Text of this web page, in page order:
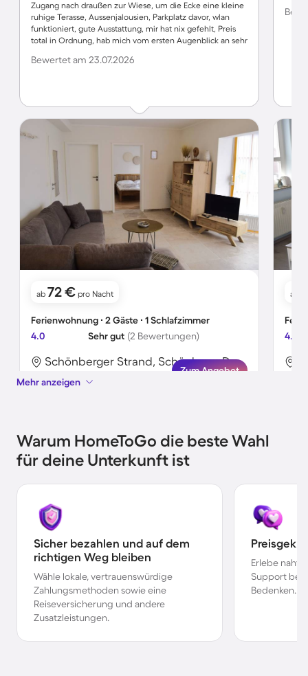
Zugang nach draußen zur Wiese, um die Ecke eine kleine
ruhige Terasse, Aussenjalousien, Parkplatz davor, wlan
funktioniert, gute Ausstattung, mir hat nix gefehlt, Preis
total in Ordnung, hab mich vom ersten Augenblick an sehr
eine bezaubernde Wiese und schon steht man am
Gürtel ️ Alles bestens, bin dankbar für alles, hab jede
Minute genossen und wäre jetzt gerne noch dort :) ️
Bewertet am 23.07.2026
ab 72 € pro Nacht
Ferienwohnung ∙ 2 Gäste ∙ 1 Schlafzimmer
4.0
Sehr gut (2 Bewertungen)
Schönberger Strand, Schönberg, Deutschland
Zum Angebot
ab
4.1
Mehr anzeigen
Warum HomeToGo die beste Wahl
für deine Unterkunft ist
Sicher bezahlen und auf dem
richtigen Weg bleiben
Wähle lokale, vertrauenswürdige
Zahlungsmethoden sowie eine
Reiseversicherung und andere
Zusatzleistungen.
Erlebe
Support bei
Bedenken.